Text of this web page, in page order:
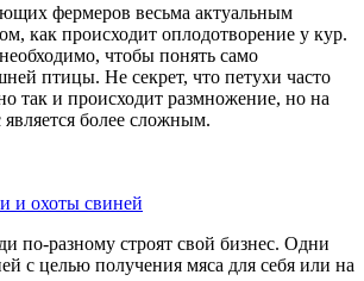
фермеров весьма актуальным
как происходит оплодотворение у кур.
чтобы понять само
птицы. Не секрет, что петухи часто
так и происходит размножение, но на
более сложным.
и охоты свиней
по-разному строят свой бизнес. Одни
с целью получения мяса для себя или на